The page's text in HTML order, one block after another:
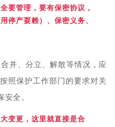
要管理 ，要有保密协议，
停产耍赖）、保密义务、
并、分立、解散等情况，应
照保护工作部门的要求对关
全。
变更，这里就直接是合